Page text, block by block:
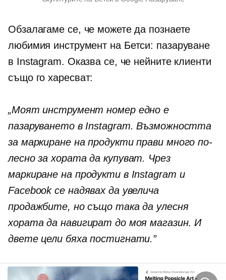
Обзалагаме се, че можете да познаете
любимия инструмент на Бетси: пазаруване
в Instagram. Оказва се, че нейните клиенти
също го харесват:
„Моят инструмент номер едно е
пазаруването в Instagram. Възможността
за маркиране на продукти прави много по-
лесно за хората да купуват. Чрез
маркиране на продукти в Instagram и
Facebook се надявах да увелича
продажбите, но също така да улесня
хората да навигират до моя магазин. И
двете цели бяха постигнати.”